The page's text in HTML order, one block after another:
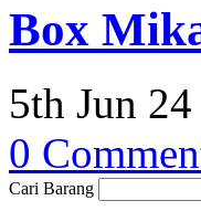
Box
5th Jun 24
0
Cari Barang